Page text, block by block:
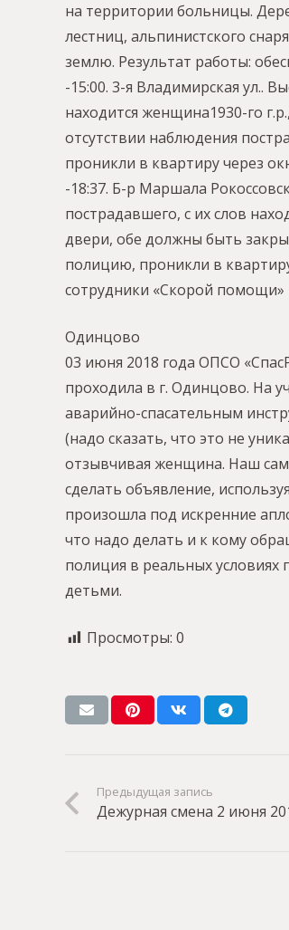
на территории больницы.
лестниц, альпинистского
землю. Результат работы:
-15:00. 3-я Владимирская ул..
находится женщина1930-го
отсутствии наблюдения
проникли в квартиру через
-18:37. Б-р Маршала
пострадавшего, с их слов
двери, обе должны быть
полицию, проникли в
сотрудники «Скорой помощи»
Одинцово
03 июня 2018 года ОПСО
проходила в г. Одинцово. На
аварийно-спасательным
(надо сказать, что это не
отзывчивая женщина. Наш
сделать объявление,
произошла под искренние
что надо делать и к кому
полиция в реальных
детьми.
Просмотры: 0
Предыдущая запись
Дежурная смена 2 июня